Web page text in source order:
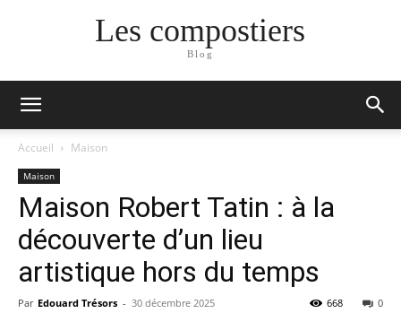
Les compostiers
Blog
Accueil Maison
Maison
Maison Robert Tatin : à la
découverte d’un lieu
artistique hors du temps
Par Edouard Trésors - 30 décembre 2025 0
668